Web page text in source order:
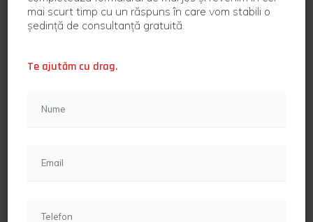
Website-ul nostru poate utiliza link-uri catre alte site-uri pe
care nu le controlam, prin urmare va solicitam sa cititi cu
politicii de confidentialitate.
Website-ul nostru utilizeaza Google Analytics, un serviciu
Website sa analizeze modul in care utilizati respectivul
mai scurt timp cu un răspuns în care vom stabili o
ședință de consultanță gratuită.
Te ajutăm cu drag.